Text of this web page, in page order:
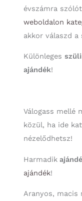
évszámra
weboldalon
akkor válaszd a
Különleges
ajándék!
Válogass mellé
közül, ha ide
nézelődhetsz!
Harmadik
ajándék!
Aranyos, macis